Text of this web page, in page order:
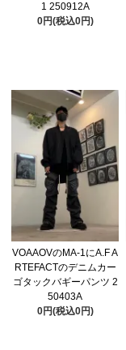
1 250912A
0円(税込0円)
VOAAOVのMA-1にA.F A
RTEFACTのデニムカー
ゴタックバギーパンツ 2
50403A
0円(税込0円)